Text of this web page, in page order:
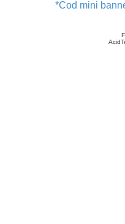
*Cod mini